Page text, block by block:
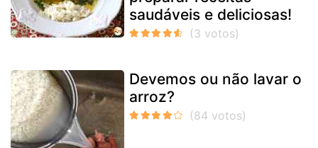
saudáveis e deliciosas!
Devemos ou não lavar o
arroz?